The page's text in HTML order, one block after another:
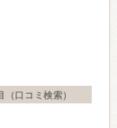
口コミ検索）